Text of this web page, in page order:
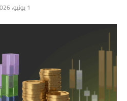
1 يونيو، 2026